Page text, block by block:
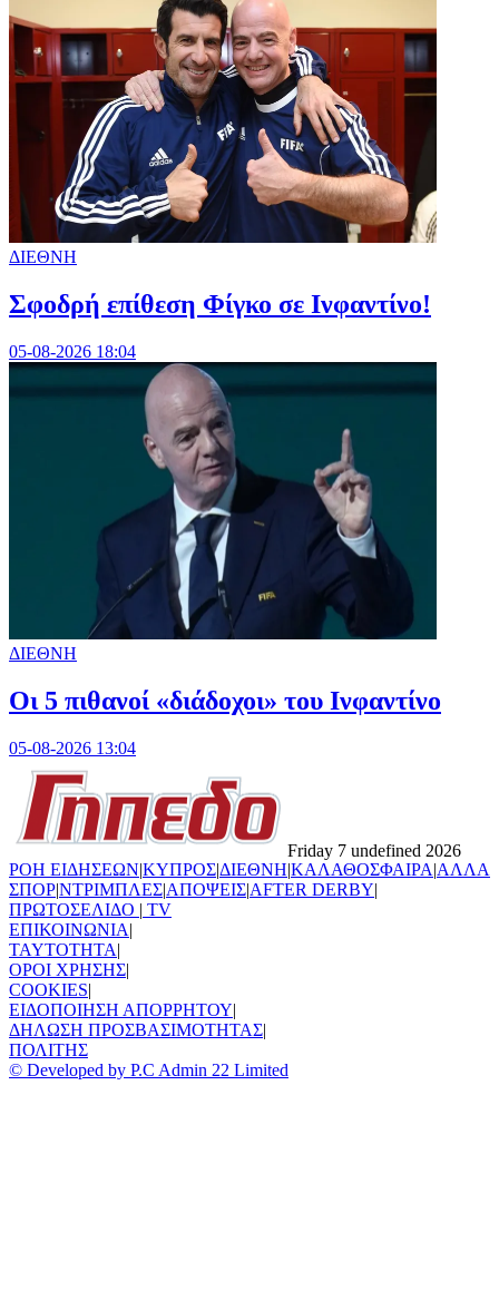
ΔΙΕΘΝΗ
Σφοδρή επίθεση Φίγκο σε Ινφαντίνο!
05-08-2026 18:04
ΔΙΕΘΝΗ
Οι 5 πιθανοί «διάδοχοι» του Ινφαντίνο
05-08-2026 13:04
Friday 7 undefined 2026
ΡΟΗ ΕΙΔΗΣΕΩΝ|ΚΥΠΡΟΣ|ΔΙΕΘΝΗ|ΚΑΛΑΘΟΣΦΑΙΡΑ|ΑΛΛΑ
ΣΠΟΡ|ΝΤΡΙΜΠΛΕΣ|ΑΠΟΨΕΙΣ|AFTER DERBY|
ΠΡΩΤΟΣΕΛΙΔΟ | TV
ΕΠΙΚΟΙΝΩΝΙΑ|
TAYTOTHTA|
ΟΡΟΙ ΧΡΗΣΗΣ|
COOKIES|
ΕΙΔΟΠΟΙΗΣΗ ΑΠΟΡΡΗΤΟΥ|
ΔΗΛΩΣΗ ΠΡΟΣΒΑΣΙΜΟΤΗΤΑΣ|
ΠΟΛΙΤΗΣ
© Developed by P.C Admin 22 Limited